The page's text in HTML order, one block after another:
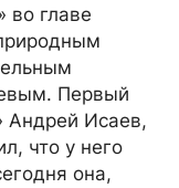
во главе
Первый
Андрей Исаев,
что у него
она,